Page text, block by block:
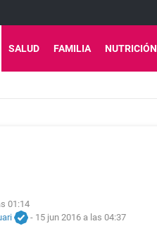
SALUD FAMILIA NUTRICIÓN
01:14
- 15 jun 2016 a las 04:37